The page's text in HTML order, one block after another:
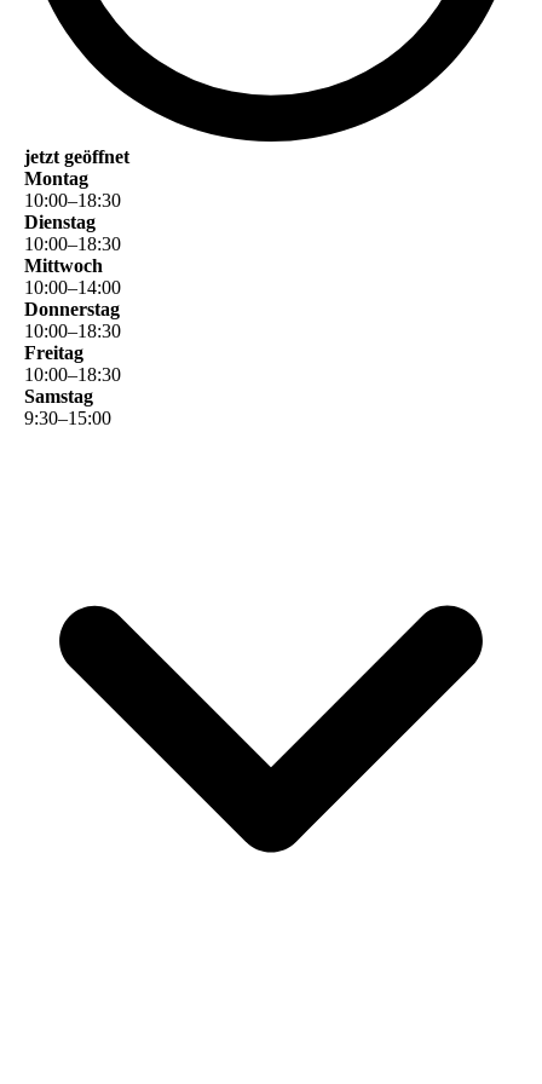
jetzt geöffnet
Montag
10:00–18:30
Dienstag
10:00–18:30
Mittwoch
10:00–14:00
Donnerstag
10:00–18:30
Freitag
10:00–18:30
Samstag
9:30–15:00